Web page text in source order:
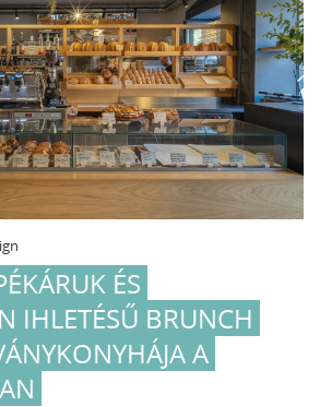
ÉS
IHLETÉSŰ BRUNCH
A